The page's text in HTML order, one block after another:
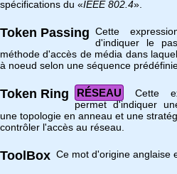
spécifications du «IEEE 802.4».
Token Passing Cette
d'indiquer le
méthode d'accès de média dans
à noeud selon une séquence
Token Ring RÉSEAU
Cette
permet d'indiquer
une topologie en anneau et une
contrôler l'accès au réseau.
ToolBox Ce mot d'origine anglaise